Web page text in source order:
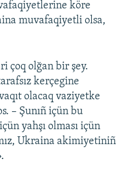
köre
muvafaqiyetli olsa,
çoq olğan bir şey.
kerçegine
olacaq vaziyetke
– Şunıñ içün bu
yahşı olması içün
Ukraina akimiyetiniñ